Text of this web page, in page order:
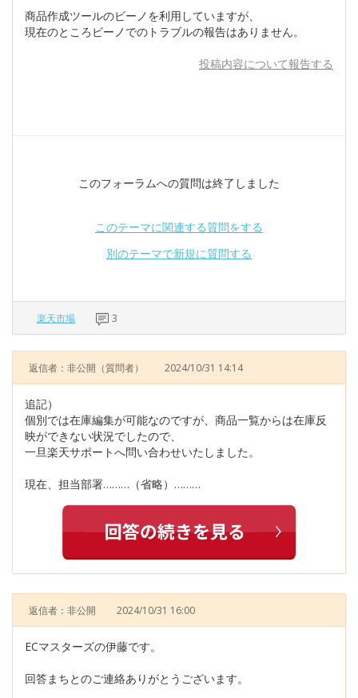
商品作成ツールのビーノを利用していますが、
現在のところビーノでのトラブルの報告はありません。
投稿内容について報告する
このフォーラムへの質問は終了しました
このテーマに関連する質問をする
別のテーマで新規に質問する
楽天市場 3
返信者：非公開 （質問者） 2024/10/31 14:14
追記）
個別では在庫編集が可能なのですが、商品一覧からは在庫反
映ができない状況でしたので、
一旦楽天サポートへ問い合わせいたしました。
現在、担当部署………（省略）………
返信者：非公開 2024/10/31 16:00
ECマスターズの伊藤です。
回答まちとのご連絡ありがとうございます。